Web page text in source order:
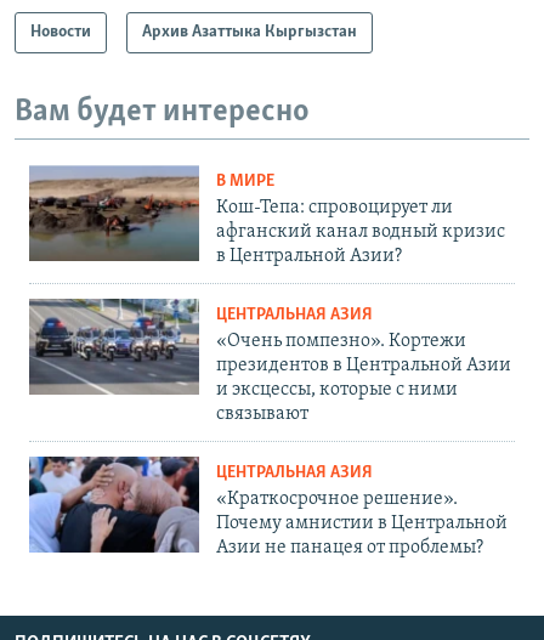
Новости Архив Азаттыка Кыргызстан
Вам будет интересно
В МИРЕ
Кош-Тепа: спровоцирует ли
афганский канал водный кризис
в Центральной Азии?
ЦЕНТРАЛЬНАЯ АЗИЯ
«Очень помпезно». Кортежи
президентов в Центральной Азии
и эксцессы, которые с ними
связывают
ЦЕНТРАЛЬНАЯ АЗИЯ
«Краткосрочное решение».
Почему амнистии в Центральной
Азии не панацея от проблемы?